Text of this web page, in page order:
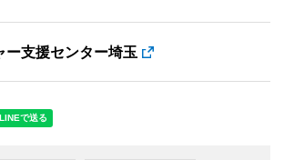
ー支援センター埼玉